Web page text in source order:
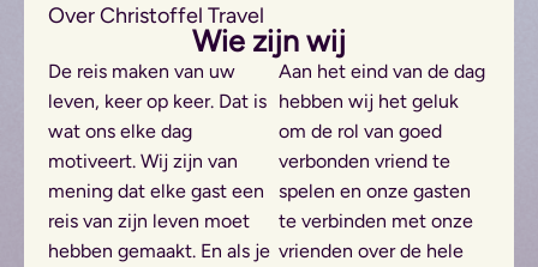
Over Christoffel Travel
Wie zijn wij
De reis maken van uw
leven, keer op keer. Dat is
wat ons elke dag
motiveert. Wij zijn van
mening dat elke gast een
reis van zijn leven moet
hebben gemaakt. En als je
Aan het eind van de dag
hebben wij het geluk
om de rol van goed
verbonden vriend te
spelen en onze gasten
te verbinden met onze
vrienden over de hele